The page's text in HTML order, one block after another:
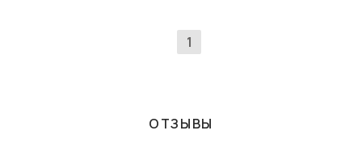
1
ОТЗЫВЫ